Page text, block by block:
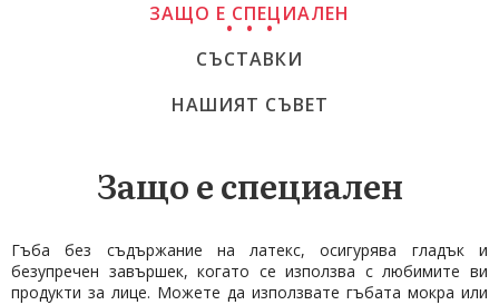
ЗАЩО Е СПЕЦИАЛЕН
СЪСТАВКИ
НАШИЯТ СЪВЕТ
Защо е специален
Гъба без съдържание на латекс, осигурява гладък и
безупречен завършек, когато се използва с любимите ви
продукти за лице. Можете да използвате гъбата мокра или